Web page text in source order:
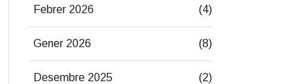
Febrer 2026 (4)
Gener 2026 (8)
Desembre 2025 (2)